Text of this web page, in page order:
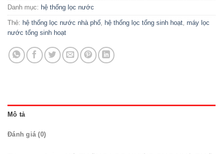
Danh mục: hệ thống lọc nước
Thẻ: hệ thống lọc nước nhà phố, hệ thống lọc tổng sinh hoạt, máy lọc
nước tổng sinh hoạt
Mô tả
Đánh giá (0)